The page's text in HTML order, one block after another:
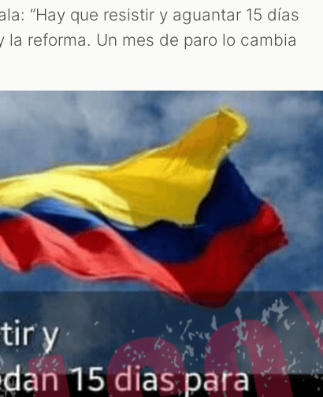
“Hay que resistir y aguantar 15 días
reforma. Un mes de paro lo cambia